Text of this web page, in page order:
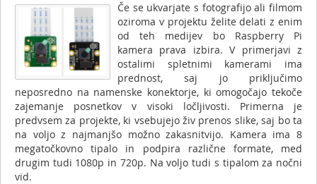
Če se ukvarjate s fotografijo ali filmom
oziroma v projektu želite delati z enim
od teh medijev bo Raspberry Pi
kamera prava izbira. V primerjavi z
ostalimi spletnimi kamerami ima
prednost, saj jo priključimo
neposredno na namenske konektorje, ki omogočajo tekoče
zajemanje posnetkov v visoki ločljivosti. Primerna je
predvsem za projekte, ki vsebujejo živ prenos slike, saj bo ta
na voljo z najmanjšo možno zakasnitvijo. Kamera ima 8
megatočkovno tipalo in podpira različne formate, med
drugim tudi 1080p in 720p. Na voljo tudi s tipalom za nočni
vid.